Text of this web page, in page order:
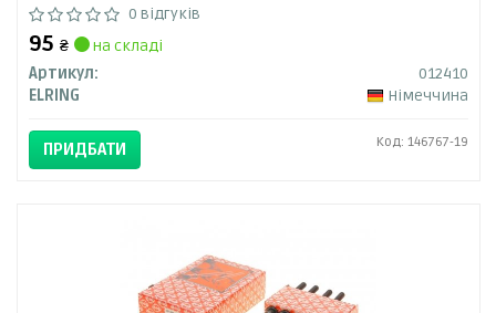
0 відгуків
95 ₴
на складі
Артикул:
012410
ELRING
Німеччина
ПРИДБАТИ Код: 146767-19